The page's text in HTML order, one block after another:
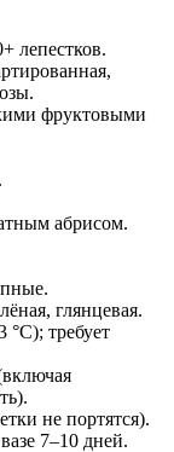
лепестков.
фруктовыми
абрисом.
глянцевая.
требует
не портятся).
7–10 дней.